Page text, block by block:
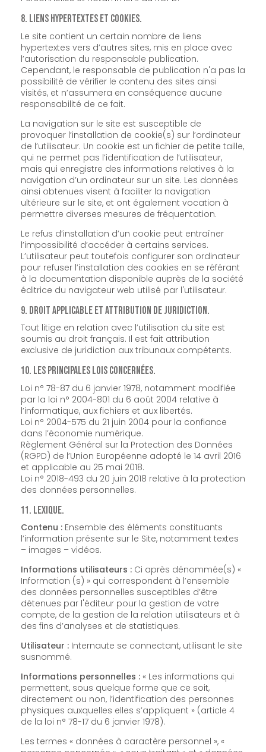
8. Liens hypertextes et cookies.
Le site contient un certain nombre de liens
hypertextes vers d’autres sites, mis en place avec
l’autorisation du responsable publication.
Cependant, le responsable de publication n'a pas la
possibilité de vérifier le contenu des sites ainsi
visités, et n’assumera en conséquence aucune
responsabilité de ce fait.
La navigation sur le site est susceptible de
provoquer l’installation de cookie(s) sur l’ordinateur
de l’utilisateur. Un cookie est un fichier de petite taille,
qui ne permet pas l’identification de l’utilisateur,
mais qui enregistre des informations relatives à la
navigation d’un ordinateur sur un site. Les données
ainsi obtenues visent à faciliter la navigation
ultérieure sur le site, et ont également vocation à
permettre diverses mesures de fréquentation.
Le refus d’installation d’un cookie peut entraîner
l’impossibilité d’accéder à certains services.
L’utilisateur peut toutefois configurer son ordinateur
pour refuser l’installation des cookies en se référant
à la documentation disponible auprès de la société
éditrice du navigateur web utilisé par l'utilisateur.
9. Droit applicable et attribution de juridiction.
Tout litige en relation avec l’utilisation du site est
soumis au droit français. Il est fait attribution
exclusive de juridiction aux tribunaux compétents.
10. Les principales lois concernées.
Loi n° 78-87 du 6 janvier 1978, notamment modifiée
par la loi n° 2004-801 du 6 août 2004 relative à
l’informatique, aux fichiers et aux libertés.
Loi n° 2004-575 du 21 juin 2004 pour la confiance
dans l’économie numérique.
Règlement Général sur la Protection des Données
(RGPD) de l’Union Européenne adopté le 14 avril 2016
et applicable au 25 mai 2018.
Loi n° 2018-493 du 20 juin 2018 relative à la protection
des données personnelles.
11. Lexique.
Contenu : Ensemble des éléments constituants
l’information présente sur le Site, notamment textes
– images – vidéos.
Informations utilisateurs : Ci après dénommée(s) «
Information (s) » qui correspondent à l’ensemble
des données personnelles susceptibles d’être
détenues par l'éditeur pour la gestion de votre
compte, de la gestion de la relation utilisateurs et à
des fins d’analyses et de statistiques.
Utilisateur : Internaute se connectant, utilisant le site
susnommé.
Informations personnelles : « Les informations qui
permettent, sous quelque forme que ce soit,
directement ou non, l’identification des personnes
physiques auxquelles elles s’appliquent » (article 4
de la loi n° 78-17 du 6 janvier 1978).
Les termes « données à caractère personnel », «